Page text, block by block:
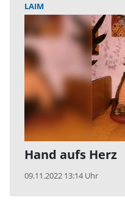
LAIM
Hand aufs Herz
09.11.2022 13:14 Uhr